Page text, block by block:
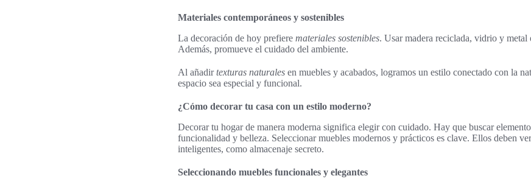
Materiales contemporáneos y sostenibles
La decoración de hoy prefiere materiales sostenibles. Usar madera reciclada, vidrio y metal
Además, promueve el cuidado del ambiente.
Al añadirtexturas naturales en muebles y acabados, logramos un estilo conectado con la
espacio sea especial y funcional.
¿Cómo decorar tu casa con un estilo moderno?
Decorar tu hogar de manera moderna significa elegir con cuidado. Hay que buscar
funcionalidad y belleza. Seleccionar muebles modernos y prácticos es clave. Ellos deben
inteligentes, como almacenaje secreto.
Seleccionando muebles funcionales y elegantes